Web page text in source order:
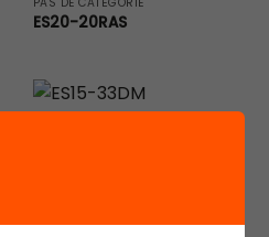
ES20-20RAS